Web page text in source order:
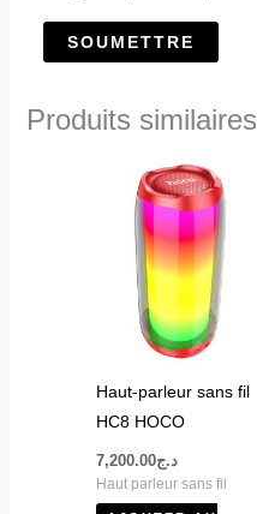
Produits similaires
Haut-parleur sans fil
HC8 HOCO
د.ج7,200.00
Haut parleur sans fil